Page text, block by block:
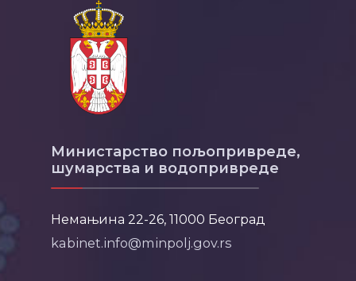
Министарство пољопривреде,
шумарства и водопривреде
Немањина 22-26, 11000 Београд
kabinet.info@minpolj.gov.rs